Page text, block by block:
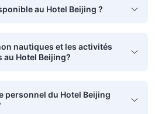
au Hotel Beijing ?
nautiques et les activités
Hotel Beijing?
personnel du Hotel Beijing